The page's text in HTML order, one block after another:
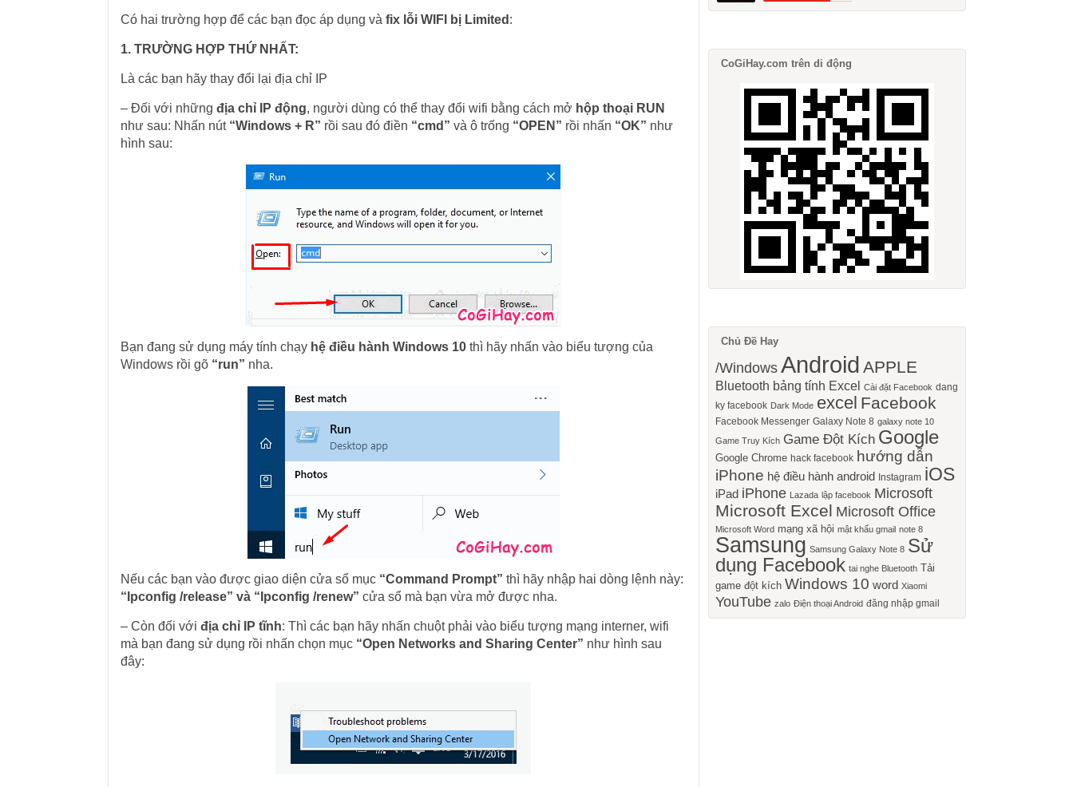
Có hai trường hợp để các bạn đọc áp dụng và fix lỗi WIFI bị Limited :
1. TRƯỜNG HỢP THỨ NHẤT:
Là các bạn hãy thay đổi lại địa chỉ IP
– Đối với những địa chỉ IP động, người dùng có thể thay đổi wifi bằng cách mở hộp thoại RUN
như sau: Nhấn nút “Windows + R” rồi sau đó điền “cmd” và ô trống “OPEN” rồi nhấn “OK” như
hình sau:
Bạn đang sử dụng máy tính chạy hệ điều hành Windows 10thì hãy nhấn vào biểu tượng của
Windows rồi gõ “run” nha.
Nếu các bạn vào được giao diện cửa sổ mục “Command Prompt” thì hãy nhập hai dòng lệnh này:
“Ipconfig /release” và “Ipconfig /renew” cửa sổ mà bạn vừa mở được nha.
– Còn đối với địa chỉ IP tĩnh: Thì các bạn hãy nhấn chuột phải vào biểu tượng mạng interner, wifi
mà bạn đang sử dụng rồi nhấn chọn mục “Open Networks and Sharing Center” như hình sau
đây:
CoGiHay.com trên di động
Chủ Đề Hay
/Windows Android APPLE
Bluetooth bảng tính Excel Cài đặt Facebook dang
ky facebook Dark Mode excel Facebook
Facebook Messenger Galaxy Note 8 galaxy note 10
Game Truy Kích Game Đột Kích Google
Google Chrome hack facebook hướng dẫn
iPhone hệ điều hành android Instagram iOS
iPad iPhone Lazada lập facebook Microsoft
Microsoft Excel Microsoft Office
Microsoft Word mạng xã hội mật khẩu gmail note 8
Samsung Samsung Galaxy Note 8 Sử
dụng Facebook tai nghe Bluetooth Tải
game đột kích Windows 10 word Xiaomi
YouTube zalo Điện thoại Android đăng nhập gmail